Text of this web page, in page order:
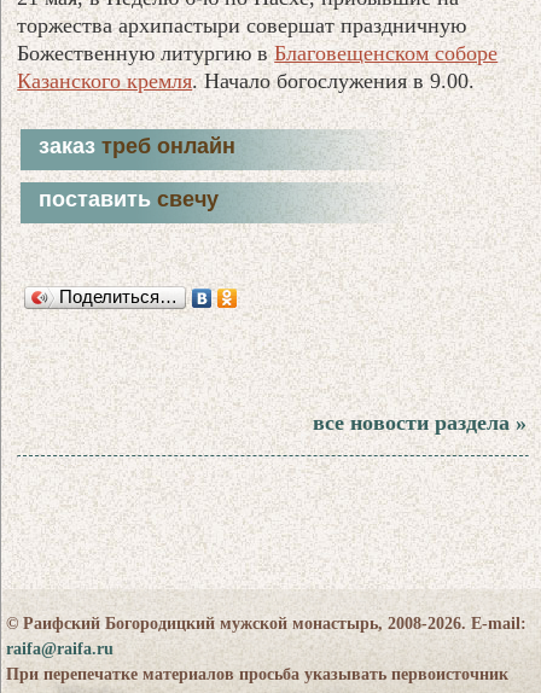
торжества архипастыри совершат праздничную
Божественную литургию вБлаговещенском соборе
Казанского кремля. Начало богослужения в 9.00.
заказтреб онлайн
поставитьсвечу
Поделиться…
все новости раздела »
© Раифский Богородицкий мужской монастырь, 2008-2026. E-mail:
raifa@raifa.ru
При перепечатке материалов просьба указывать первоисточник